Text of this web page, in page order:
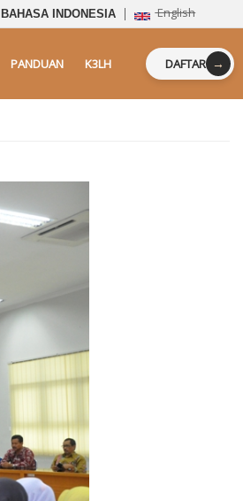
BAHASA INDONESIA English
PANDUAN K3LH DAFTAR →